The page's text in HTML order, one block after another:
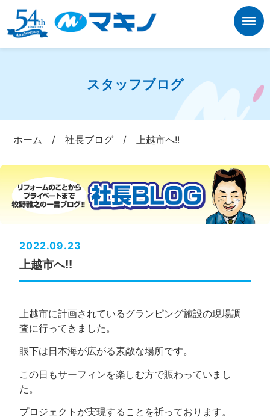
スタッフブログ
ホーム /社長ブログ /上越市へ!!
2022.09.23
上越市へ!!
上越市に計画されているグランピング施設の現場調
査に行ってきました。
眼下は日本海が広がる素敵な場所です。
この日もサーフィンを楽しむ方で賑わっていまし
た。
プロジェクトが実現することを祈っております。